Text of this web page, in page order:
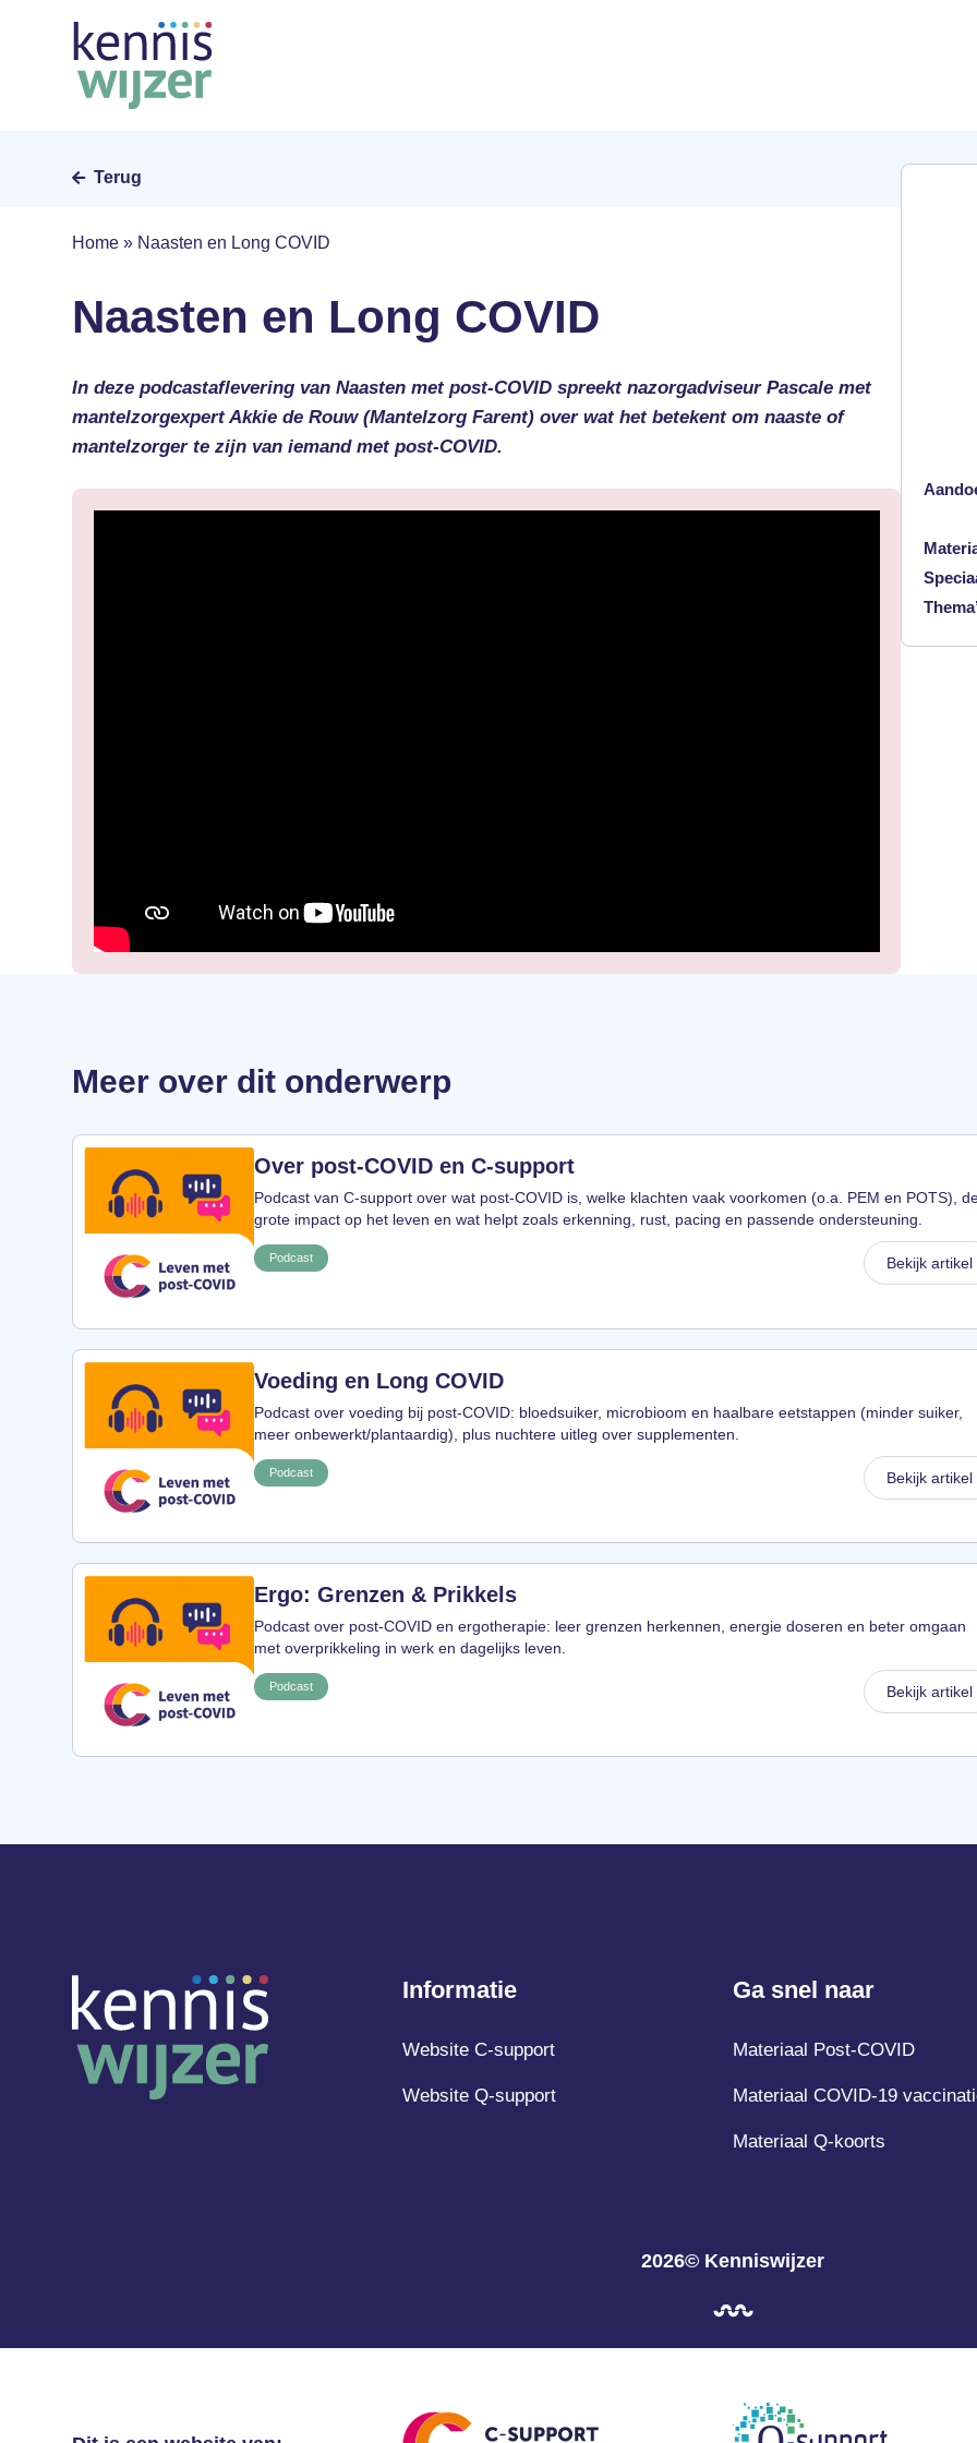
Terug
Home» Naasten en Long COVID
Naasten en Long COVID
In deze podcastaflevering van Naasten met post-COVID spreekt nazorgadviseur Pascale met
mantelzorgexpert Akkie de Rouw (Mantelzorg Farent) over wat het betekent om naaste of
mantelzorger te zijn van iemand met post-COVID.
Meer over dit onderwerp
Over post-COVID en C-support
Podcast van C-support over wat post-COVID is, welke klachten vaak voorkomen (o.a. PEM en POTS),
grote impact op het leven en wat helpt zoals erkenning, rust, pacing en passende ondersteuning.
Podcast Bekijk artikel
Voeding en Long COVID
Podcast over voeding bij post-COVID: bloedsuiker, microbioom en haalbare eetstappen (minder suiker,
meer onbewerkt/plantaardig), plus nuchtere uitleg over supplementen.
Podcast Bekijk artikel
Ergo: Grenzen & Prikkels
Podcast over post-COVID en ergotherapie: leer grenzen herkennen, energie doseren en beter omgaan
met overprikkeling in werk en dagelijks leven.
Podcast Bekijk artikel
Informatie
Website C-support
Website Q-support
Ga snel naar
Materiaal Post-COVID
Materiaal COVID-19
Materiaal Q-koorts
2026© Kenniswijzer